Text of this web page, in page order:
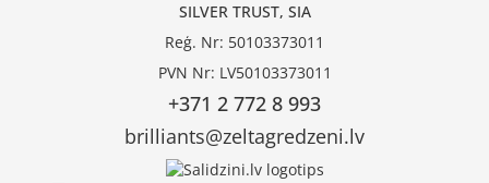
SILVER TRUST, SIA
Reģ. Nr: 50103373011
PVN Nr: LV50103373011
+371 2 772 8 993
brilliants@zeltagredzeni.lv